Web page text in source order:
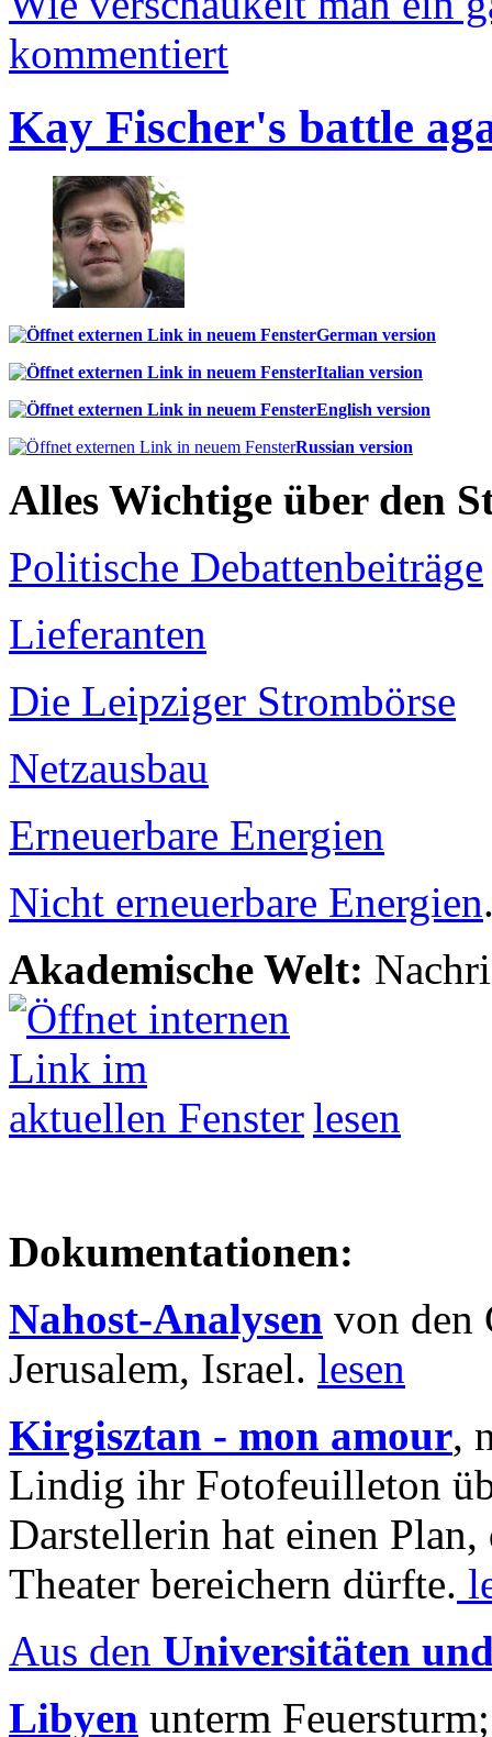
kommentiert
Kay Fischer's battle
German version
Italian version
English version
Russian version
Alles Wichtige über den
Politische Debattenbeiträge
Lieferanten
Die Leipziger Strombörse
Netzausbau
Erneuerbare Energien
Nicht erneuerbare Energien
Akademische Welt:
lesen
Dokumentationen:
Nahost-Analysen von den
Jerusalem, Israel. lesen
Kirgisztan - mon amour,
Lindig ihr Fotofeuilleton
Darstellerin hat einen Plan,
Theater bereichern dürfte.
Aus den Universitäten
Libyen unterm